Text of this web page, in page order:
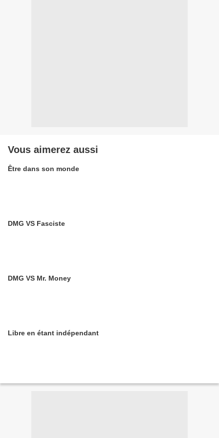
Vous aimerez aussi
Être dans son monde
DMG VS Fasciste
DMG VS Mr. Money
Libre en étant indépendant